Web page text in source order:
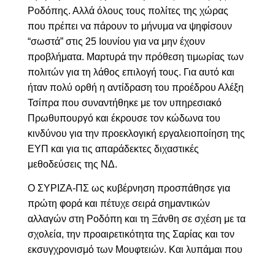
Ροδόπης. Αλλά όλους τους πολίτες της χώρας
που πρέπει να πάρουν το μήνυμα να ψηφίσουν
“σωστά” στις 25 Ιουνίου για να μην έχουν
προβλήματα. Μαρτυρά την πρόθεση τιμωρίας των
πολιτών για τη λάθος επιλογή τους. Για αυτό και
ήταν πολύ ορθή η αντίδραση του προέδρου Αλέξη
Τσίπρα που συναντήθηκε με τον υπηρεσιακό
Πρωθυπουργό και έκρουσε τον κώδωνα του
κινδύνου για την προεκλογική εργαλειοποίηση της
ΕΥΠ και για τις απαράδεκτες διχαστικές
μεθοδεύσεις της ΝΔ.
Ο ΣΥΡΙΖΑ-ΠΣ ως κυβέρνηση προσπάθησε για
πρώτη φορά και πέτυχε σειρά σημαντικών
αλλαγών στη Ροδόπη και τη Ξάνθη σε σχέση με τα
σχολεία, την προαιρετικότητα της Σαρίας και τον
εκσυγχρονισμό των Μουφτειών. Και λυπάμαι που